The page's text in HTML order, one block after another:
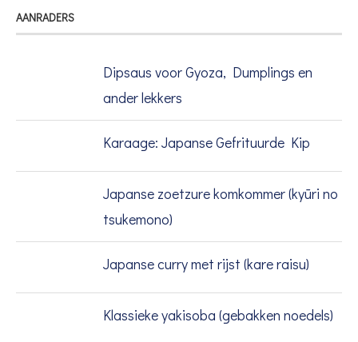
AANRADERS
Dipsaus voor Gyoza, Dumplings en
ander lekkers
Karaage: Japanse Gefrituurde Kip
Japanse zoetzure komkommer (kyūri no
tsukemono)
Japanse curry met rijst (kare raisu)
Klassieke yakisoba (gebakken noedels)